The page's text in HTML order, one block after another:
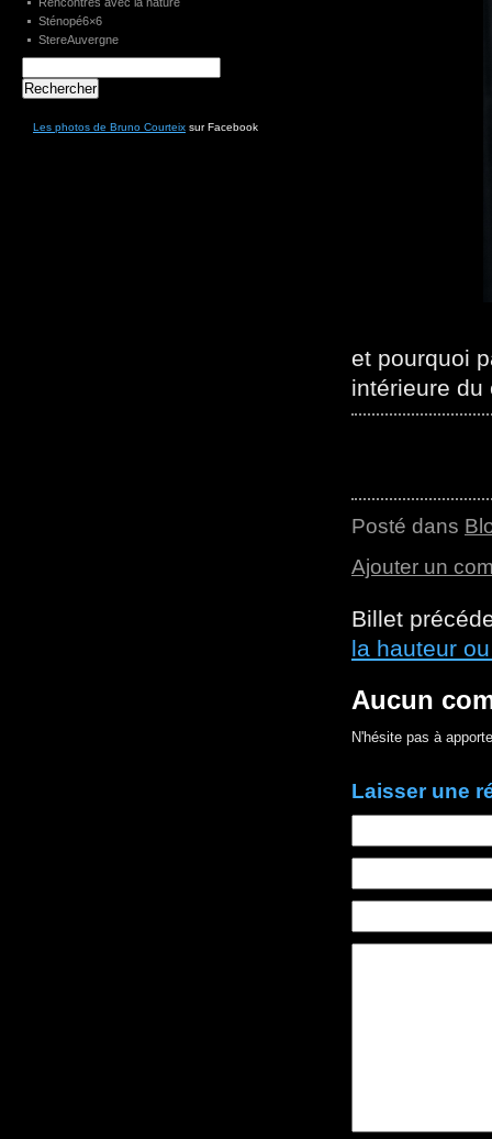
et pourquoi
intérieure
Posté dans
Ajouter un
Billet
la hauteur
Aucun
N'hésite pas à
Laisser une
Sténopé6×6
StereAuvergne
Les photos de Bruno Courteix sur Facebook